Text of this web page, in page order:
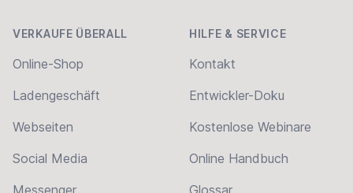
VERKAUFE ÜBERALL
Online-Shop
Ladengeschäft
Webseiten
Social Media
Messenger
HILFE & SERVICE
Kontakt
Entwickler-Doku
Kostenlose Webinare
Online Handbuch
Glossar